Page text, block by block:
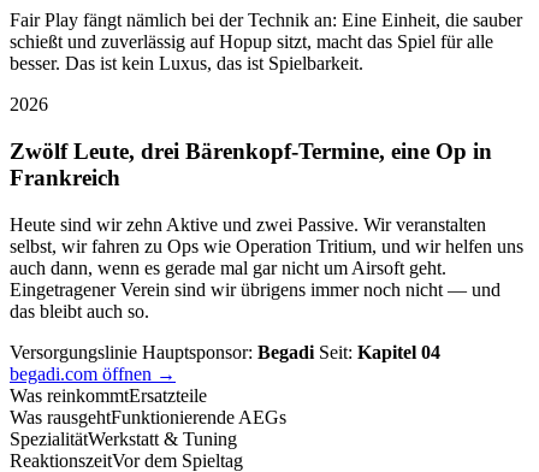
Fair Play fängt nämlich bei der Technik an: Eine Einheit, die sauber
schießt und zuverlässig auf Hopup sitzt, macht das Spiel für alle
besser. Das ist kein Luxus, das ist Spielbarkeit.
2026
Zwölf Leute, drei Bärenkopf-Termine, eine Op in
Frankreich
Heute sind wir zehn Aktive und zwei Passive. Wir veranstalten
selbst, wir fahren zu Ops wie Operation Tritium, und wir helfen uns
auch dann, wenn es gerade mal gar nicht um Airsoft geht.
Eingetragener Verein sind wir übrigens immer noch nicht — und
das bleibt auch so.
Versorgungslinie Hauptsponsor: Begadi Seit: Kapitel 04
begadi.com öffnen →
Was reinkommtErsatzteile
Was rausgehtFunktionierende AEGs
SpezialitätWerkstatt & Tuning
ReaktionszeitVor dem Spieltag